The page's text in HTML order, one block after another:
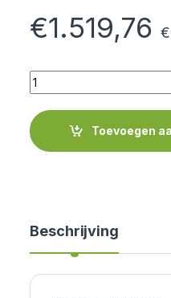
€1.519,76 €
Quantity
Toevoegen
Beschrijving